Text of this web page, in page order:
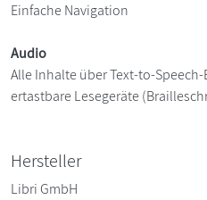
Einfache Navigation
Audio
Alle Inhalte über Text-to-
ertastbare Lesegeräte
Hersteller
Libri GmbH